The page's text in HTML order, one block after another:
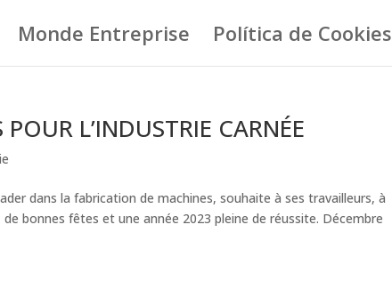
Monde Entreprise Política de Cookies
L’INDUSTRIE CARNÉE
dans la fabrication de machines, souhaite à ses travailleurs, à
bonnes fêtes et une année 2023 pleine de réussite. Décembre